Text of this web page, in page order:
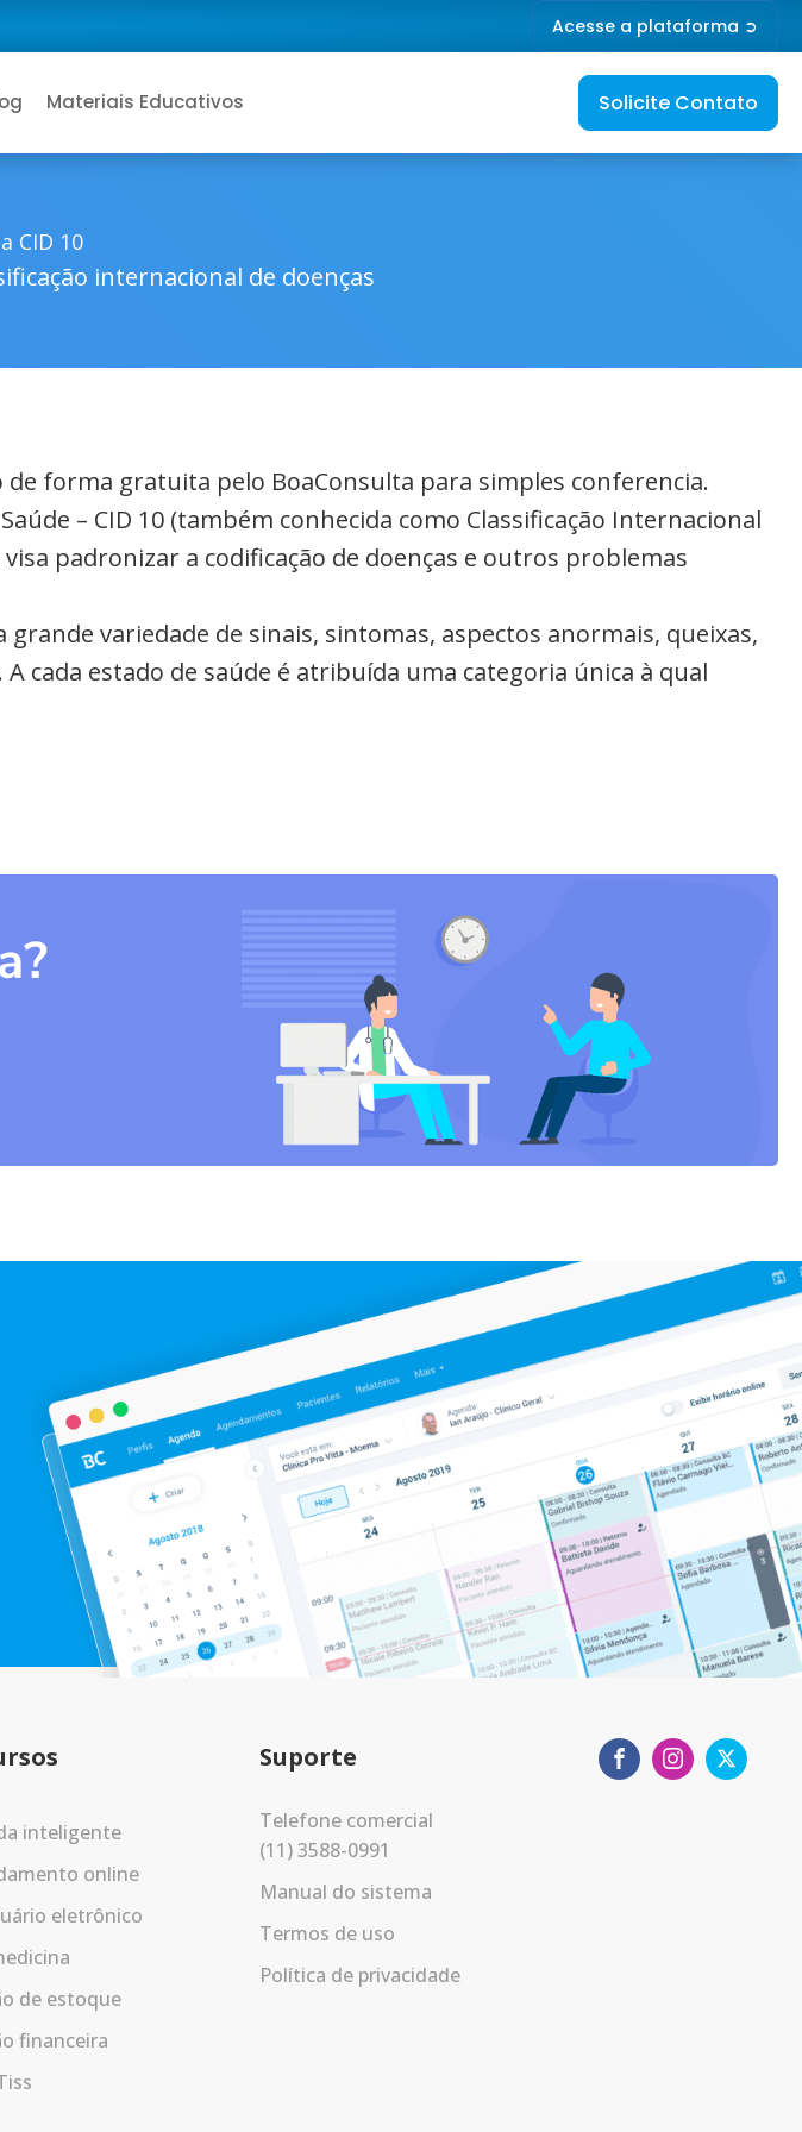
Acesse a plataforma ➲
Materiais Educativos Solicite Contato
CID 10
internacional de doenças
forma gratuita pelo BoaConsulta para simples conferencia.
– CID 10 (também conhecida como Classificação Internacional
padronizar a codificação de doenças e outros problemas
variedade de sinais, sintomas, aspectos anormais, queixas,
cada estado de saúde é atribuída uma categoria única à qual
inteligente
online
eletrônico
de estoque
financeira
Suporte
Telefone comercial
(11) 3588-0991
Manual do sistema
Termos de uso
Política de privacidade